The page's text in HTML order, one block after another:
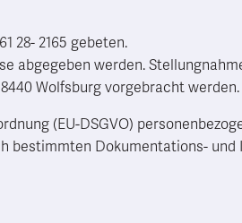
28- 2165 gebeten.
abgegeben werden.
Wolfsburg vorgebracht werden.
(EU-DSGVO)
bestimmten Dokumentations-